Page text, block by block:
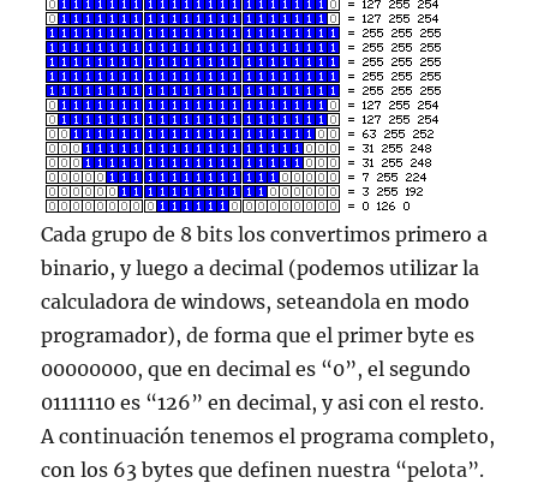
Cada grupo de 8 bits los convertimos primero a
binario, y luego a decimal (podemos utilizar la
calculadora de windows, seteandola en modo
programador), de forma que el primer byte es
00000000, que en decimal es “0”, el segundo
01111110 es “126” en decimal, y asi con el resto.
A continuación tenemos el programa completo,
con los 63 bytes que definen nuestra “pelota”.